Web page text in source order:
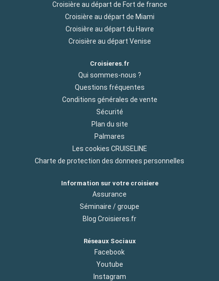
Croisière au départ de Fort de france
Croisière au départ de Miami
Croisière au départ du Havre
Croisière au départ Venise
Croisieres.fr
Qui sommes-nous ?
Questions fréquentes
Conditions générales de vente
Sécurité
Plan du site
Palmares
Les cookies CRUISELINE
Charte de protection des donnees personnelles
Information sur votre croisiere
Assurance
Séminaire / groupe
Blog Croisieres.fr
Réseaux Sociaux
Facebook
Youtube
Instagram